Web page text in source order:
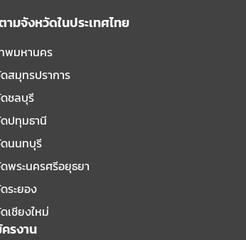
ามจังหวัดในประเทศไทย
พมหานคร
สมุทรปราการ
ชลบุรี
ปทุมธานี
นนทบุรี
พระนครศรีอยุธยา
ระยอง
เชียงใหม่
รงาน